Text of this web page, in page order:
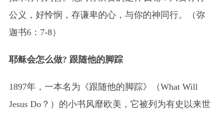
公义，好怜悯，存谦卑的心，与你的神同行。（弥
迦书6：7-8）
耶稣会怎么做? 跟随他的脚踪
1897年，一本名为《跟随他的脚踪》（What Will
Jesus Do？）的小书风靡欧美，它被列为有史以来世